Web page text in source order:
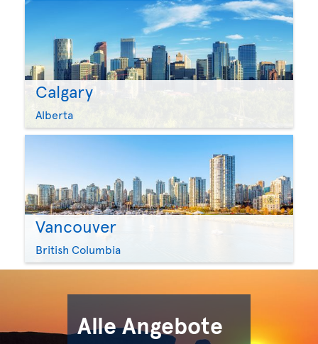
Calgary
Alberta
Vancouver
British Columbia
Alle Angebote